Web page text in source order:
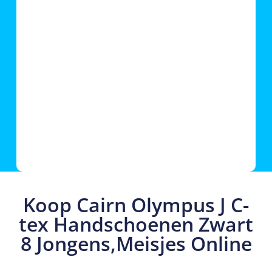
Koop Cairn Olympus J C-
tex Handschoenen Zwart
8 Jongens,Meisjes Online